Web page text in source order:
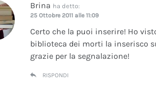
Brina ha detto:
25 Ottobre 2011 alle 11:09
Certo che la puoi inserire! Ho
biblioteca dei morti la inserisco
grazie per la segnalazione!
RISPONDI